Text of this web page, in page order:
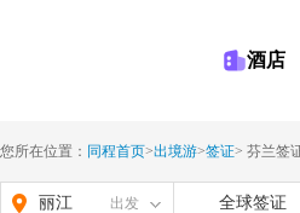
酒店
您所在位置： 同程首页>出境游>签证> 芬兰签
丽江 出发 全球签证